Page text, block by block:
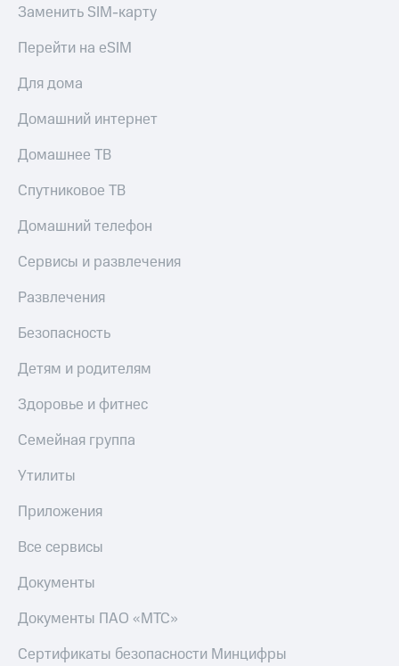
Заменить SIM-карту
Перейти на eSIM
Для дома
Домашний интернет
Домашнее ТВ
Спутниковое ТВ
Домашний телефон
Сервисы и развлечения
Развлечения
Безопасность
Детям и родителям
Здоровье и фитнес
Семейная группа
Утилиты
Приложения
Все сервисы
Документы
Документы ПАО «МТС»
Сертификаты безопасности Минцифры